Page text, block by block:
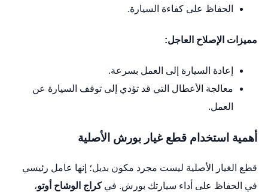
الحفاظ على كفاءة السيارة.
مميزات الإصلاح العاجل:
إعادة السيارة إلى العمل بسرعة.
معالجة الأعطال التي قد تؤدي إلى توقف السيارة عن
العمل.
أهمية استخدام قطع غيار بورش الأصلية
قطع الغيار الأصلية ليست مجرد مكون بديل؛ إنها عامل رئيسي
في الحفاظ على أداء سيارتك بورش. فيكراج الوشاح أوتو،